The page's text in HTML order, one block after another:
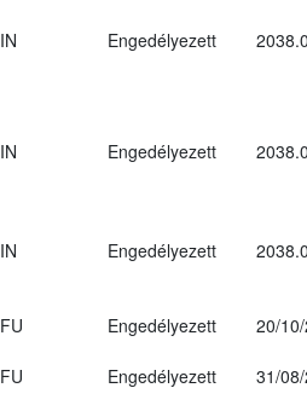
IN Engedélyezett
IN Engedélyezett
IN Engedélyezett
FU Engedélyezett
20/
FU Engedélyezett
31/